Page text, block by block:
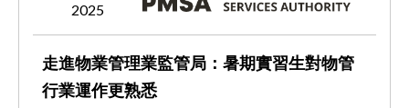
2025
走進物業管理業監管局：暑期實習生對物管
行業運作更熟悉